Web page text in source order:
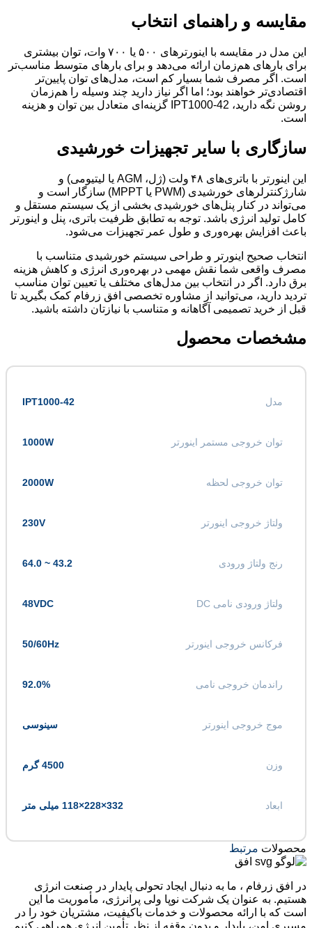
مقایسه و راهنمای انتخاب
این مدل در مقایسه با اینورترهای ۵۰۰ یا ۷۰۰ وات، توان بیشتری
برای بارهای هم‌زمان ارائه می‌دهد و برای بارهای متوسط مناسب‌تر
است. اگر مصرف شما بسیار کم است، مدل‌های توان پایین‌تر
اقتصادی‌تر خواهند بود؛ اما اگر نیاز دارید چند وسیله را هم‌زمان
روشن نگه دارید، IPT1000‑42 گزینه‌ای متعادل بین توان و هزینه
است.
سازگاری با سایر تجهیزات خورشیدی
این اینورتر با باتری‌های ۴۸ ولت (ژل، AGM یا لیتیومی) و
شارژکنترلرهای خورشیدی (PWM یا MPPT) سازگار است و
می‌تواند در کنار پنل‌های خورشیدی بخشی از یک سیستم مستقل و
کامل تولید انرژی باشد. توجه به تطابق ظرفیت باتری، پنل و اینورتر
باعث افزایش بهره‌وری و طول عمر تجهیزات می‌شود.
انتخاب صحیح اینورتر و طراحی سیستم خورشیدی متناسب با
مصرف واقعی شما نقش مهمی در بهره‌وری انرژی و کاهش هزینه
برق دارد. اگر در انتخاب بین مدل‌های مختلف یا تعیین توان مناسب
تردید دارید، می‌توانید از مشاوره تخصصی افق زرفام کمک بگیرید تا
قبل از خرید تصمیمی آگاهانه و متناسب با نیازتان داشته باشید.
مشخصات محصول
مدل IPT1000-42
توان خروجی مستمر اینورتر 1000W
توان خروجی لحظه 2000W
ولتاژ خروجی اینورتر 230V
رنج ولتاژ ورودی 43.2 ~ 64.0
ولتاژ ورودی نامی DC 48VDC
فرکانس خروجی اینورتر 50/60Hz
راندمان خروجی نامی 92.0%
موج خروجی اینورتر سینوسی
وزن 4500 گرم
ابعاد 332×228×118 میلی متر
محصولات مرتبط
در افق زرفام ، ما به دنبال ایجاد تحولی پایدار در صنعت انرژی
هستیم. به عنوان یک شرکت نوپا ولی پرانرژی، مأموریت ما این
است که با ارائه محصولات و خدمات باکیفیت، مشتریان خود را در